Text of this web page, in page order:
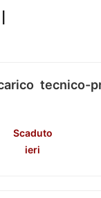
tecnico-
Scaduto
ieri